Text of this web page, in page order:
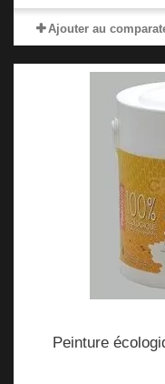
Ajouter au
Peinture